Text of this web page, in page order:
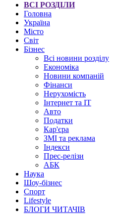
ВСІ РОЗДІЛИ
Головна
Україна
Місто
Світ
Бізнес
Всі новини розділу
Економіка
Новини компаній
Фінанси
Нерухомість
Інтернет та IT
Авто
Податки
Кар'єра
ЗМІ та реклама
Індекси
Прес-релізи
АБК
Наука
Шоу-бізнес
Спорт
Lifestyle
БЛОГИ ЧИТАЧІВ